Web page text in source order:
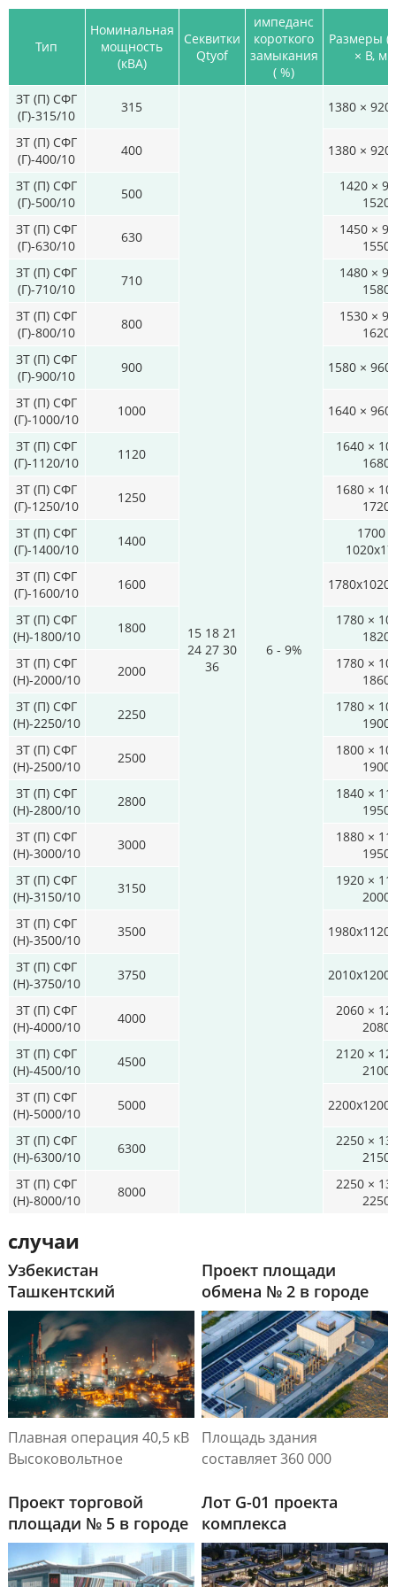
Тип
Номинальная
мощность
(кВА)
Секвитки
Qtyof
импеданс
короткого
замыкания
( %)
Размеры
× В,
ЗТ (П) СФГ
(Г)-315/10
315
15 18 21
24 27 30
36
6 - 9%
1380 ×
ЗТ (П) СФГ
(Г)-400/10
400 1380 ×
ЗТ (П) СФГ
(Г)-500/10
500
1420 ×
1520
ЗТ (П) СФГ
(Г)-630/10
630
1450 ×
1550
ЗТ (П) СФГ
(Г)-710/10
710
1480 ×
1580
ЗТ (П) СФГ
(Г)-800/10
800
1530 ×
1620
ЗТ (П) СФГ
(Г)-900/10
900 1580 ×
ЗТ (П) СФГ
(Г)-1000/10
1000 1640 ×
ЗТ (П) СФГ
(Г)-1120/10
1120
1640 ×
1680
ЗТ (П) СФГ
(Г)-1250/10
1250
1680 ×
1720
ЗТ (П) СФГ
(Г)-1400/10
1400
1700 ×
ЗТ (П) СФГ
(Г)-1600/10
1600
ЗТ (П) СФГ
(Н)-1800/10
1800
1780 ×
1820
ЗТ (П) СФГ
(Н)-2000/10
2000
1780 ×
1860
ЗТ (П) СФГ
(Н)-2250/10
2250
1780 ×
1900
ЗТ (П) СФГ
(Н)-2500/10
2500
1800 ×
1900
ЗТ (П) СФГ
(Н)-2800/10
2800
1840 ×
1950
ЗТ (П) СФГ
(Н)-3000/10
3000
1880 ×
1950
ЗТ (П) СФГ
(Н)-3150/10
3150
1920 ×
2000
ЗТ (П) СФГ
(Н)-3500/10
3500
ЗТ (П) СФГ
(Н)-3750/10
3750
ЗТ (П) СФГ
(Н)-4000/10
4000
2060 ×
2080
ЗТ (П) СФГ
(Н)-4500/10
4500
2120 ×
2100
ЗТ (П) СФГ
(Н)-5000/10
5000
ЗТ (П) СФГ
(Н)-6300/10
6300
2250 ×
2150
ЗТ (П) СФГ
(Н)-8000/10
8000
2250 ×
2250
случаи
Узбекистан
Ташкентский
металлургический
трубный завод Проект
высоковольтного
коммутационного
оборудования
Плавная операция 40,5 кВ
Высоковольтное
устройство Ташкентский
металлургический
трубный завод: веха
китайско-узбекского
Проект площади
обмена № 2 в городе
Хуанань
Площадь здания
составляет 360 000
высоковольтной
установленной
мощностью 15264 кВА, и
высоковольтной
Проект торговой
площади № 5 в городе
Хуанань
Лот G-01 проекта
комплекса
Дацзинцзян